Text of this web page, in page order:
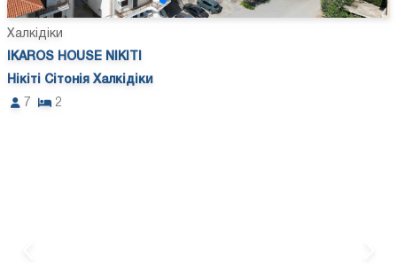
Халкідіки
IKAROS HOUSE NIKITI
Нікіті Сітонія Халкідіки
7
2